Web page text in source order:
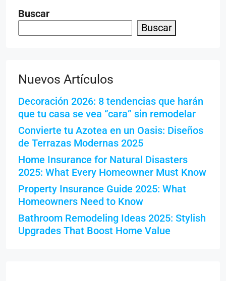
Buscar
Buscar
Nuevos Artículos
Decoración 2026: 8 tendencias que harán
que tu casa se vea “cara” sin remodelar
Convierte tu Azotea en un Oasis: Diseños
de Terrazas Modernas 2025
Home Insurance for Natural Disasters
2025: What Every Homeowner Must Know
Property Insurance Guide 2025: What
Homeowners Need to Know
Bathroom Remodeling Ideas 2025: Stylish
Upgrades That Boost Home Value